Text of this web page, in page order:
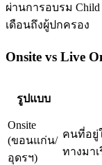
ผ่านการอบรม Child
เดือนถึงผู้ปกครอง
Onsite vs Live
รูปแบบ
Onsite
(ขอนแก่น/
อุดรฯ)
คนที่อยู่
ทางมา